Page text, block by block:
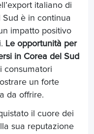
italiano di
Sud è in continua
impatto positivo
Le opportunità per
in Corea del Sud
consumatori
un forte
da offrire.
il cuore dei
sua reputazione